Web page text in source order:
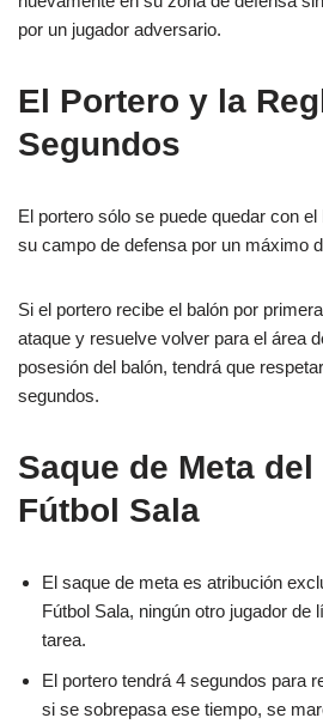
por un jugador adversario.
El Portero y la
Segundos
El portero sólo se puede quedar con
su campo de defensa por un máximo
Si el portero recibe el balón por
ataque y resuelve volver para el área
posesión del balón, tendrá que
segundos.
Saque de Meta
Fútbol Sala
El saque de meta es atribución
Fútbol Sala, ningún otro jugador de
tarea.
El portero tendrá 4 segundos para
si se sobrepasa ese tiempo, se